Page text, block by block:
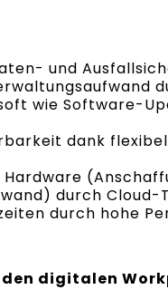
und
wie Software-
dank
durch Cloud-
durch hohe
den digitalen